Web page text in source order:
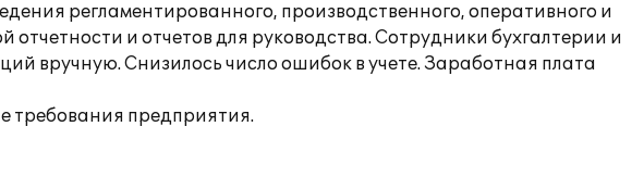
регламентированного, производственного, оперативного и
и отчетов для руководства. Сотрудники бухгалтерии и
вручную. Снизилось число ошибок в учете. Заработная плата
требования предприятия.